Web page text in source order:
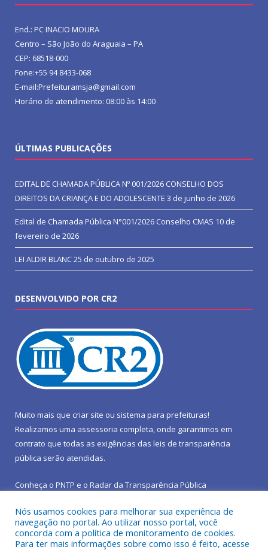
End.: PC INACIO MOURA
Centro – São João do Araguaia – PA
CEP: 68518-000
Fone:+55 94 8433-068
E-mail:Prefeituramsja@gmail.com
Horário de atendimento: 08:00 às 14:00
ÚLTIMAS PUBLICAÇÕES
EDITAL DE CHAMADA PÚBLICA Nº 001/2026 CONSELHO DOS
DIREITOS DA CRIANÇA E DO ADOLESCENTE 3 de junho de 2026
Edital de Chamada Pública N°001/2026 Conselho CMAS 10 de
fevereiro de 2026
LEI ALDIR BLANC25 de outubro de 2025
DESENVOLVIDO POR CR2
Muito mais que criar site ou sistema para prefeituras!
Realizamos uma assessoria completa, onde garantimos em
contrato que todas as exigências das leis de transparência
pública serão atendidas.
Conheça o PNTP e o Radar da Transparência Pública
Todos os direitos reservados a Prefeitura Municipal de São João
Nós usamos cookies para melhorar sua experiência de
navegação no portal. Ao utilizar nosso portal, você
concorda com a política de monitoramento de cookies.
Para ter mais informações sobre como isso é feito, acesse